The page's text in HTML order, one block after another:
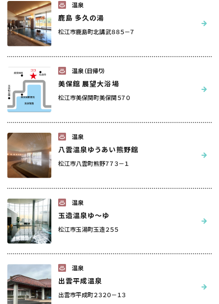
温泉
鹿島 多久の湯
松江市鹿島町北講武８８５－７
温泉（日帰り）
美保館 展望大浴場
松江市美保関町美保関５７０
温泉
八雲温泉ゆうあい熊野館
松江市八雲町熊野７７３－１
温泉
玉造温泉ゆ～ゆ
松江市玉湯町玉造２５５
温泉
出雲平成温泉
出雲市平成町２３２０－１３